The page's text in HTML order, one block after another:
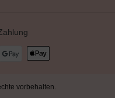
vorbehalten.